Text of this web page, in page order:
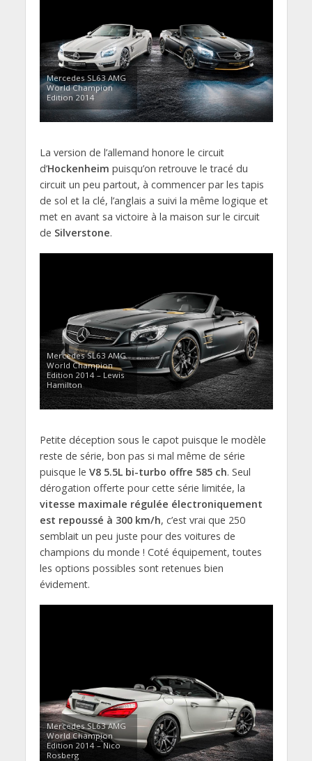
Mercedes SL63 AMG
World Champion
Edition 2014
La version de l’allemand honore le circuit
d’Hockenheim puisqu’on retrouve le tracé du
circuit un peu partout, à commencer par les tapis
de sol et la clé, l’anglais a suivi la même logique et
met en avant sa victoire à la maison sur le circuit
de Silverstone.
Mercedes SL63 AMG
World Champion
Edition 2014 – Lewis
Hamilton
Petite déception sous le capot puisque le modèle
reste de série, bon pas si mal même de série
puisque le V8 5.5L bi-turbo offre 585 ch. Seul
dérogation offerte pour cette série limitée, la
vitesse maximale régulée électroniquement
est repoussé à 300 km/h, c’est vrai que 250
semblait un peu juste pour des voitures de
champions du monde ! Coté équipement, toutes
les options possibles sont retenues bien
évidement.
Mercedes SL63 AMG
World Champion
Edition 2014 – Nico
Rosberg